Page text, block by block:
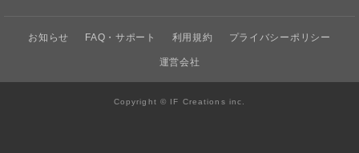
お知らせ FAQ・サポート 利用規約 プライバシーポリシー
運営会社
Copyright © IF Creations inc.